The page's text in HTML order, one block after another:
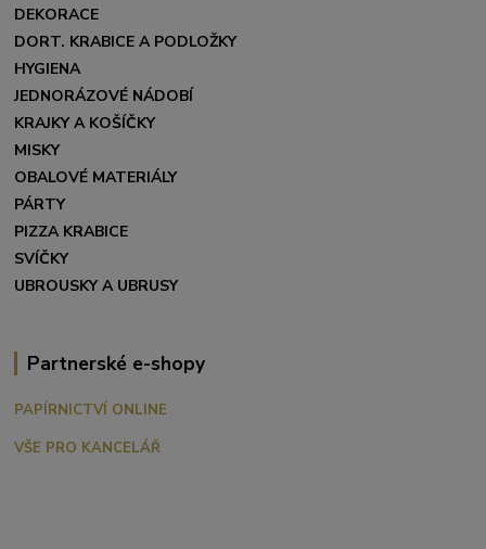
DEKORACE
DORT. KRABICE A PODLOŽKY
HYGIENA
JEDNORÁZOVÉ NÁDOBÍ
KRAJKY A KOŠÍČKY
MISKY
OBALOVÉ MATERIÁLY
PÁRTY
PIZZA KRABICE
SVÍČKY
UBROUSKY A UBRUSY
Partnerské e-shopy
PAPÍRNICTVÍ ONLINE
VŠE PRO KANCELÁŘ